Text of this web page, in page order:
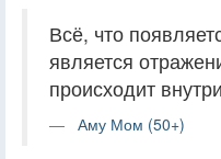
Всё, что
является
происходит
Аму Мом (50+)